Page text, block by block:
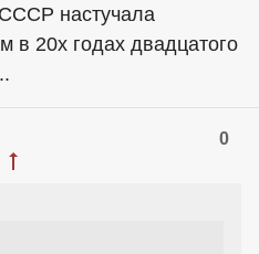
настучала
в 20х годах двадцатого
0